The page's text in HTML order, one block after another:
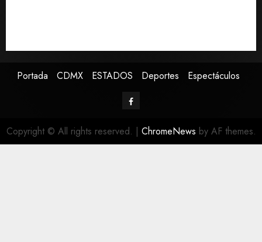
Portada CDMX ESTADOS Deportes Espectáculos
Copyright © All rights reserved. | ChromeNews by AF themes.